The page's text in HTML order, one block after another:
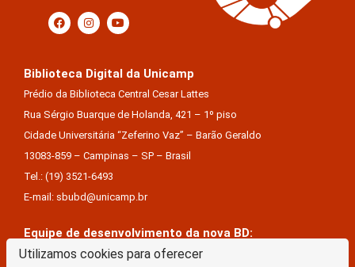
Utilizamos cookies para oferecer
Biblioteca Digital da Unicamp
Prédio da Biblioteca Central Cesar Lattes
Rua Sérgio Buarque de Holanda, 421 – 1º piso
Cidade Universitária “Zeferino Vaz” – Barão Geraldo
13083-859 – Campinas – SP – Brasil
Tel.: (19) 3521-6493
E-mail: sbubd@unicamp.br
Equipe de desenvolvimento da nova BD:
Keite Aparecida Duarte